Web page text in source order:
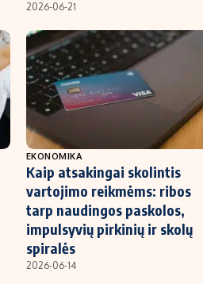
2026-06-21
EKONOMIKA
Kaip atsakingai skolintis
vartojimo reikmėms: ribos
tarp naudingos paskolos,
impulsyvių pirkinių ir skolų
spiralės
2026-06-14